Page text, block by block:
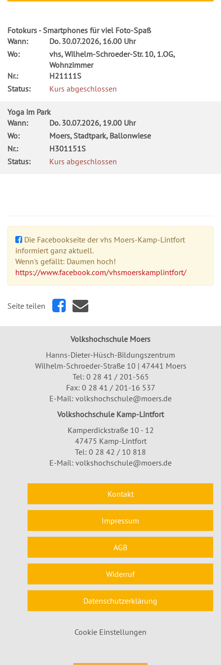
Fotokurs - Smartphones für viel Foto-Spaß
Wann:
Do.30.07.2026, 16.00 Uhr
Wo:
vhs, Wilhelm-Schroeder-Str. 10, 1.OG,
Wohnzimmer
Nr.:
H21111S
Status:
Kurs abgeschlossen
Yoga im Park
Wann:
Do.30.07.2026, 19.00 Uhr
Wo:
Moers, Stadtpark, Ballonwiese
Nr.:
H301151S
Status:
Kurs abgeschlossen
Die Facebookseite der vhs Moers-Kamp-Lintfort
informiert ganz aktuell.
Wenn's gefällt: Daumen hoch!
https://www.facebook.com/vhsmoerskamplintfort/
Seite teilen
Volkshochschule Moers
Hanns-Dieter-Hüsch-Bildungszentrum
Wilhelm-Schroeder-Straße 10 | 47441 Moers
Tel: 0 28 41 / 201-565
Fax: 0 28 41 / 201-16 537
E-Mail: volkshochschule@moers.de
Volkshochschule Kamp-Lintfort
Kamperdickstraße 10 - 12
47475 Kamp-Lintfort
Tel: 0 28 42 / 10 818
E-Mail: volkshochschule@moers.de
Kontakt
Impressum
AGB
Widerruf
Datenschutzerklärung
Cookie Einstellungen